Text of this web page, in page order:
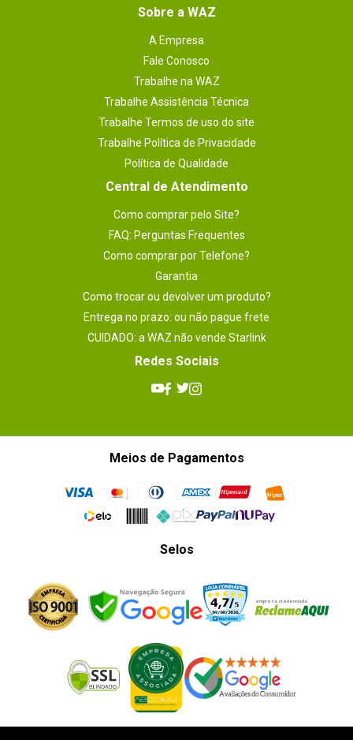
Áudio (idioma)
Plataforma
Xbox 360
Número de jogadores suportados
- Padrão: 1
- Single Player: 1
- Este jogo não é recomendado para
1 meses.
Sobre a WAZ
A Empresa
Fale Conosco
Trabalhe na WAZ
Trabalhe Assistência Técnica
Trabalhe Termos de uso do site
Trabalhe Política de Privacidade
Política de Qualidade
Central de Atendimento
Como comprar pelo Site?
FAQ: Perguntas Frequentes
Como comprar por Telefone?
Garantia
Como trocar ou devolver um produto?
Entrega no prazo: ou não pague frete
CUIDADO: a WAZ não vende Starlink
Redes Sociais
Meios de Pagamentos
Selos